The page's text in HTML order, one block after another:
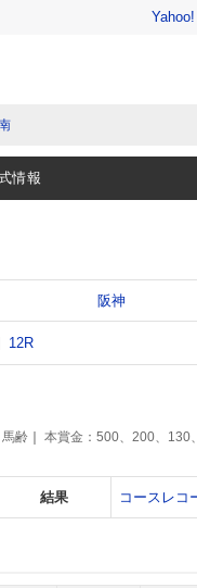
情報
阪神
12R
齢 本賞金：500、200、130
結果 コースレコ